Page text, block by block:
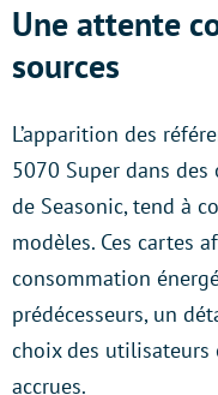
Une attente
sources
L’apparition des
5070 Super dans
de Seasonic, tend à
modèles. Ces cartes
consommation
prédécesseurs, un
choix des utilisateurs
accrues.